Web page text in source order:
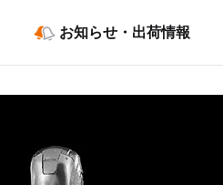
お知らせ・出荷情報